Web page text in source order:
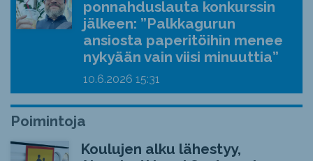
ponnahduslauta konkurssin
jälkeen: ”Palkkagurun
ansiosta paperitöihin menee
nykyään vain viisi minuuttia”
10.6.2026 15:31
Poimintoja
Koulujen alku lähestyy,